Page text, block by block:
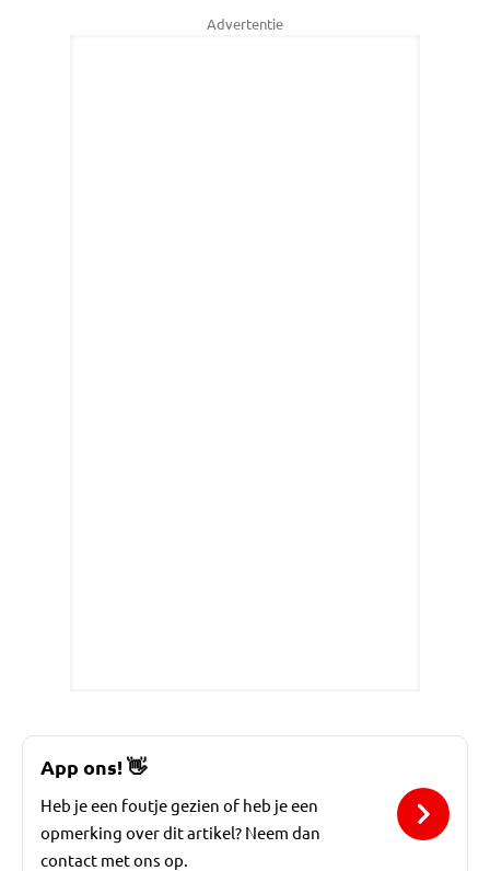
Advertentie
App ons!👋
Heb je een foutje gezien of heb je een
opmerking over dit artikel? Neem dan
contact met ons op.